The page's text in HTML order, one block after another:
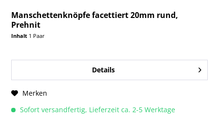
Manschettenknöpfe facettiert 20mm rund,
Prehnit
Inhalt 1 Paar
Details
Merken
Sofort versandfertig, Lieferzeit ca. 2-5 Werktage